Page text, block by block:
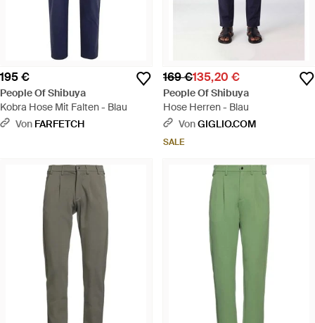
195 €
People Of Shibuya
Kobra Hose Mit Falten - Blau
Von FARFETCH
169 €135,20 €
People Of Shibuya
Hose Herren - Blau
VonGIGLIO.COM
SALE